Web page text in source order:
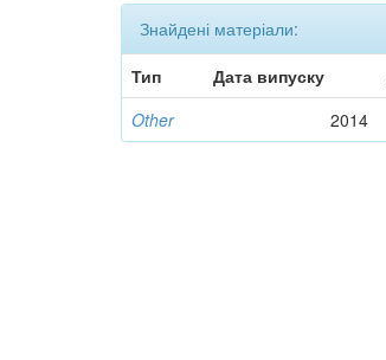
Знайдені матеріали:
Тип
Дата випуску
Other
2014